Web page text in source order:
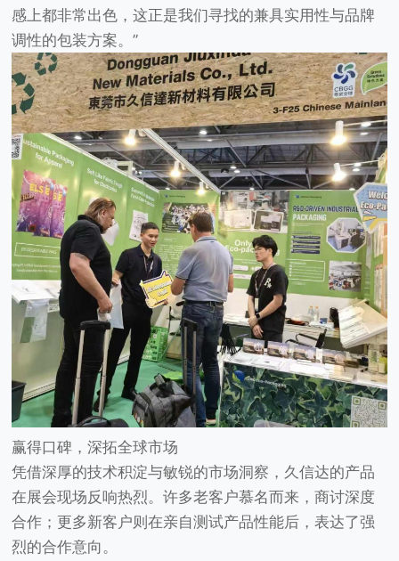
感上都非常出色，这正是我们寻找的兼具实用性与品牌
调性的包装方案。”
赢得口碑，深拓全球市场
凭借深厚的技术积淀与敏锐的市场洞察，久信达的产品
在展会现场反响热烈。许多老客户慕名而来，商讨深度
合作；更多新客户则在亲自测试产品性能后，表达了强
烈的合作意向。